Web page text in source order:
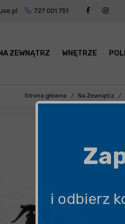
727 001 751
ZEWNĄTRZ WNĘTRZE
Strona główna Na Zewnątrz
i odbierz